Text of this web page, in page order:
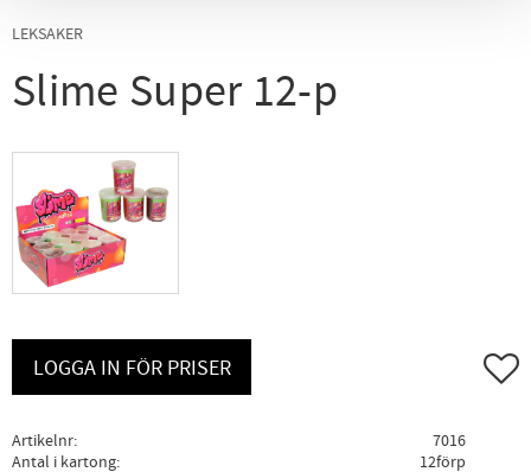
LEKSAKER
Slime Super 12-p
LOGGA IN FÖR PRISER Lägg
Artikelnr
7016
Antal i kartong
12förp